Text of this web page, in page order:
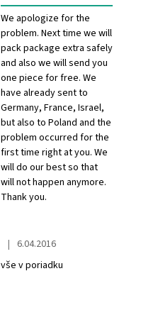
We apologize for the
problem. Next time we will
pack package extra safely
and also we will send you
one piece for free. We
have already sent to
Germany, France, Israel,
but also to Poland and the
problem occurred for the
first time right at you. We
will do our best so that
will not happen anymore.
Thank you.
The store rating is 5 out of 5 stars.
| 6.04.2016
vše v poriadku